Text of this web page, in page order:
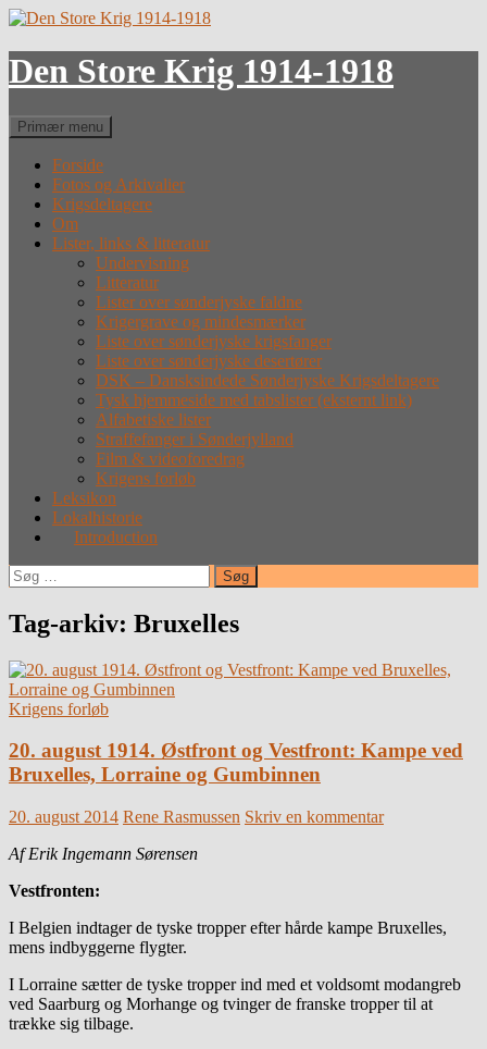
Hop
indhold
Den Store Krig 1914-1918
Søg
Primær menu
Forside
Fotos og Arkivalier
Krigsdeltagere
Om
Lister, links & litteratur
Undervisning
Litteratur
Lister over sønderjyske faldne
Krigergrave og mindesmærker
Liste over sønderjyske krigsfanger
Liste over sønderjyske desertører
DSK – Dansksindede Sønderjyske Krigsdeltagere
Tysk hjemmeside med tabslister (eksternt link)
Alfabetiske lister
Straffefanger i Sønderjylland
Film & videoforedrag
Krigens forløb
Leksikon
Lokalhistorie
Introduction
Søg
efter:
Tag-arkiv: Bruxelles
Krigens forløb
20. august 1914. Østfront og Vestfront: Kampe ved
Bruxelles, Lorraine og Gumbinnen
20. august 2014 Rene Rasmussen Skriv en kommentar
Af Erik Ingemann Sørensen
Vestfronten:
I Belgien indtager de tyske tropper efter hårde kampe Bruxelles,
mens indbyggerne flygter.
I Lorraine sætter de tyske tropper ind med et voldsomt modangreb
ved Saarburg og Morhange og tvinger de franske tropper til at
trække sig tilbage.